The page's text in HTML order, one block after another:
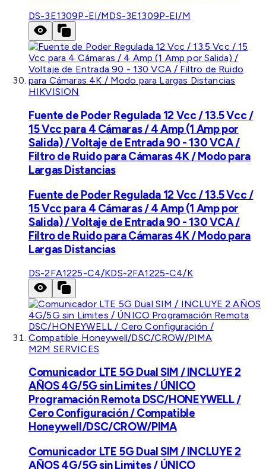
DS-3E1309P-EI/MDS-3E1309P-EI/M
HIKVISION
Fuente de Poder Regulada 12 Vcc / 13.5 Vcc /
15 Vcc para 4 Cámaras / 4 Amp (1 Amp por
Salida) / Voltaje de Entrada 90 - 130 VCA /
Filtro de Ruido para Cámaras 4K / Modo para
Largas Distancias
Fuente de Poder Regulada 12 Vcc / 13.5 Vcc /
15 Vcc para 4 Cámaras / 4 Amp (1 Amp por
Salida) / Voltaje de Entrada 90 - 130 VCA /
Filtro de Ruido para Cámaras 4K / Modo para
Largas Distancias
DS-2FA1225-C4/KDS-2FA1225-C4/K
M2M SERVICES
Comunicador LTE 5G Dual SIM / INCLUYE 2
AÑOS 4G/5G sin Limites / ÚNICO
Programación Remota DSC/HONEYWELL /
Cero Configuración / Compatible
Honeywell/DSC/CROW/PIMA
Comunicador LTE 5G Dual SIM / INCLUYE 2
AÑOS 4G/5G sin Limites / ÚNICO